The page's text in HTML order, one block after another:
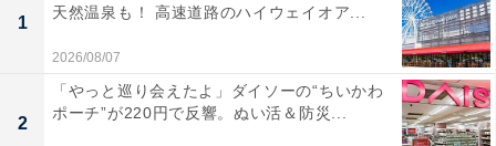
1
天然温泉も！ 高速道路のハイウェイオア...
2026/08/07
2
「やっと巡り会えたよ」ダイソーの“ちいかわ
ポーチ”が220円で反響。ぬい活＆防災...